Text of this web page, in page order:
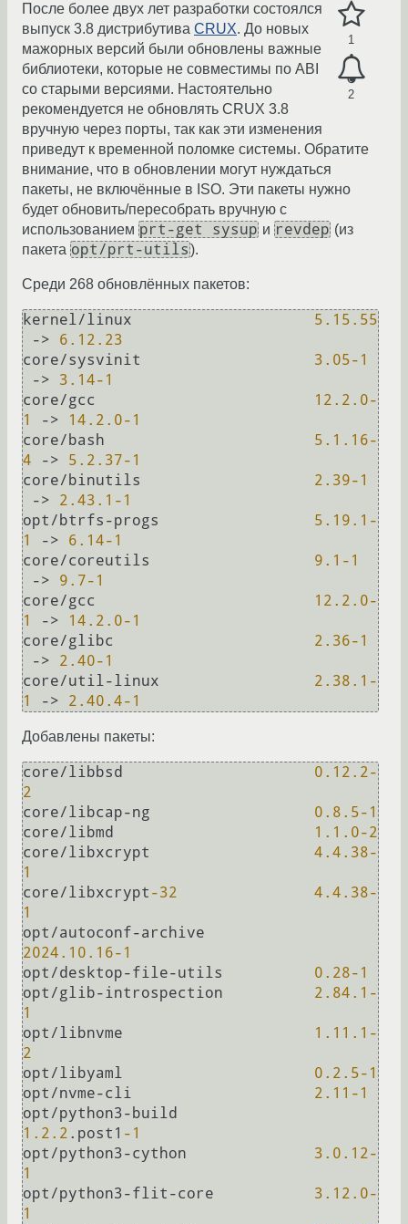
1
2
После более двух лет разработки состоялся
выпуск 3.8 дистрибутива CRUX. До новых
мажорных версий были обновлены важные
библиотеки, которые не совместимы по ABI
со старыми версиями. Настоятельно
рекомендуется не обновлять CRUX 3.8
вручную через порты, так как эти изменения
приведут к временной поломке системы. Обратите
внимание, что в обновлении могут нуждаться
пакеты, не включённые в ISO. Эти пакеты нужно
будет обновить/пересобрать вручную с
использованием prt-get sysup и revdep (из
пакета opt/prt-utils).
Среди 268 обновлённых пакетов:
5.15 .55
-> 6.12 .23
3.05-1
-> 3.14-1
12.2 .0-
1
-> 14.2 .0-1
5.1 .16-
4 -> 5.2 .37-1
2.39-1
-> 2.43 .1 -1
5.19 .1 -
1
-> 6.14-1
9.1 -1
-> 9.7-1
12.2 .0-
1
-> 14.2 .0-1
2.36-1
-> 2.40-1
2.38 .1 -
1
-> 2.40 .4-1
Добавлены пакеты:
0.12 .2-
2
0.8 .5-1
1.1 .0-2
4.4 .38-
1
core/libxcrypt -32 4.4 .38-
1
2024.10 .16-1
0.28-1
2.84 .1 -
1
1.11 .1 -
2
0.2 .5-1
2.11 -1
1.2 .2 .post1 -1
3.0 .12-
1
3.12 .0-
1